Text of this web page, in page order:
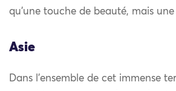
qu’une touche de beauté, mais une
Asie
Dans l’ensemble de cet immense